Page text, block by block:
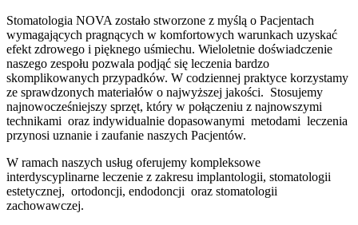
Stomatologia NOVA zostało stworzone z myślą o Pacjentach
wymagających pragnących w komfortowych warunkach uzyskać
efekt zdrowego i pięknego uśmiechu. Wieloletnie doświadczenie
naszego zespołu pozwala podjąć się leczenia bardzo
skomplikowanych przypadków. W codziennej praktyce korzystamy
ze sprawdzonych materiałów o najwyższej jakości. Stosujemy
najnowocześniejszy sprzęt, który w połączeniu z najnowszymi
technikami oraz indywidualnie dopasowanymi metodami leczenia
przynosi uznanie i zaufanie naszych Pacjentów.
W ramach naszych usług oferujemy kompleksowe
interdyscyplinarne leczenie z zakresu implantologii, stomatologii
estetycznej, ortodoncji, endodoncji oraz stomatologii
zachowawczej.